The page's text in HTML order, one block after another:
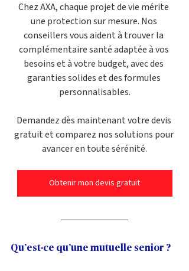
Chez AXA, chaque projet de vie mérite
une protection sur mesure. Nos
conseillers vous aident à trouver la
complémentaire santé adaptée à vos
besoins et à votre budget, avec des
garanties solides et des formules
personnalisables.
Demandez dès maintenant votre devis
gratuit et comparez nos solutions pour
avancer en toute sérénité.
Obtenir mon devis gratuit
Qu’est-ce qu’une mutuelle senior ?